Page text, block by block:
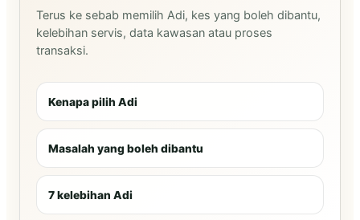
Terus ke sebab memilih Adi, kes yang boleh dibantu,
kelebihan servis, data kawasan atau proses
transaksi.
Kenapa pilih Adi
Masalah yang boleh dibantu
7 kelebihan Adi